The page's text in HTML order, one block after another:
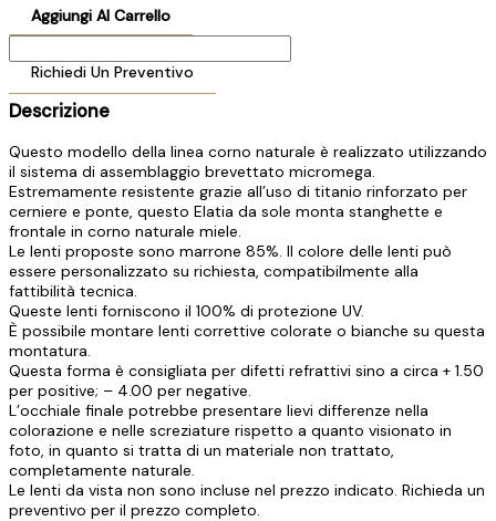
Aggiungi Al Carrello
Richiedi Un Preventivo
Descrizione
Questo modello della linea corno naturale è realizzato utilizzando
il sistema di assemblaggio brevettato micromega.
Estremamente resistente grazie all’uso di titanio rinforzato per
cerniere e ponte, questo Elatia da sole monta stanghette e
frontale in corno naturale miele.
Le lenti proposte sono marrone 85%. Il colore delle lenti può
essere personalizzato su richiesta, compatibilmente alla
fattibilità tecnica.
Queste lenti forniscono il 100% di protezione UV.
È possibile montare lenti correttive colorate o bianche su questa
montatura.
Questa forma è consigliata per difetti refrattivi sino a circa + 1.50
per positive; – 4.00 per negative.
L’occhiale finale potrebbe presentare lievi differenze nella
colorazione e nelle screziature rispetto a quanto visionato in
foto, in quanto si tratta di un materiale non trattato,
completamente naturale.
Le lenti da vista non sono incluse nel prezzo indicato. Richieda un
preventivo per il prezzo completo.